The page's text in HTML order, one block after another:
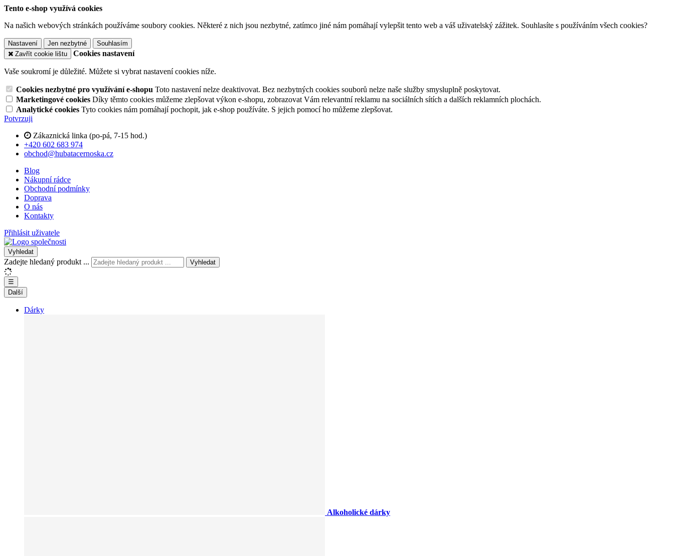
Tento e-shop využívá cookies
Na našich webových stránkách používáme soubory cookies. Některé z nich jsou nezbytné, zatímco jiné nám pomáhají vylepšit tento web a váš uživatelský zážitek. Souhlasíte s používáním všech cookies?
Nastavení Jen nezbytné
Souhlasím
Zavřít cookie lištu
Cookies nastavení
Vaše soukromí je důležité. Můžete si vybrat nastavení cookies níže.
Cookies nezbytné pro využívání e-shopu Toto nastavení nelze deaktivovat. Bez nezbytných cookies souborů nelze naše služby smysluplně poskytovat.
Marketingové cookies Díky těmto cookies můžeme zlepšovat výkon e-shopu, zobrazovat Vám relevantní reklamu na sociálních sítích a dalších reklamních plochách.
Analytické cookies Tyto cookies nám pomáhají pochopit, jak e-shop používáte. S jejich pomocí ho můžeme zlepšovat.
Potvrzuji
Zákaznická linka (po-pá, 7-15 hod.)
+420 602 683 974
obchod@hubatacernoska.cz
Blog
Nákupní rádce
Obchodní podmínky
Doprava
O nás
Kontakty
Přihlásit uživatele
Vyhledat
Zadejte hledaný produkt ... Vyhledat
☰
Další
Dárky
Alkoholické dárky